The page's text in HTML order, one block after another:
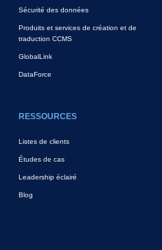
Sécurité des données
Produits et services de création et de
traduction CCMS
GlobalLink
DataForce
RESSOURCES
Listes de clients
Études de cas
Leadership éclairé
Blog